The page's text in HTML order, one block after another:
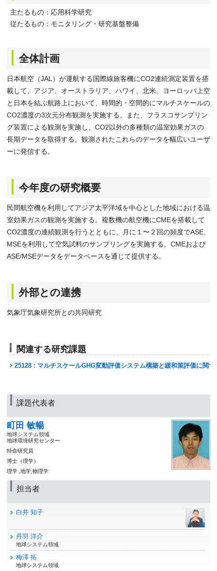
主たるもの：応用科学研究
従たるもの：モニタリング・研究基盤整備
全体計画
日本航空（JAL）が運航する国際線旅客機にCO2連続測定装置を搭
載して、アジア、オーストラリア、ハワイ、北米、ヨーロッパ上空
と日本を結ぶ航路上において、時間的・空間的にマルチスケールの
CO2濃度の3次元分布観測を実施する。また、フラスコサンプリン
グ装置による観測を実施し、CO2以外の多種類の温室効果ガスの
長期データを取得する。観測されたこれらのデータを幅広いユーザ
ーに発信する。
今年度の研究概要
民間航空機を利用してアジア太平洋域を中心とした地域における温
室効果ガスの観測を実施する。複数機の航空機にCMEを搭載して
CO2濃度の連続観測を行うとともに、月に１〜２回の頻度でASE、
MSEを利用して空気試料のサンプリングを実施する。CMEおよび
ASE/MSEデータをデータベースを通じて提供する。
外部との連携
気象庁気象研究所との共同研究
関連する研究課題
25128 : マルチスケールGHG変動評価システム構築と緩和策評価に関す
課題代表者
町田 敏暢
地球システム領域
地球環境研究センター
特命研究員
博士（理学）
理学 ,地学,物理学
担当者
白井 知子
丹羽 洋介
地球システム領域
梅澤 拓
地球システム領域